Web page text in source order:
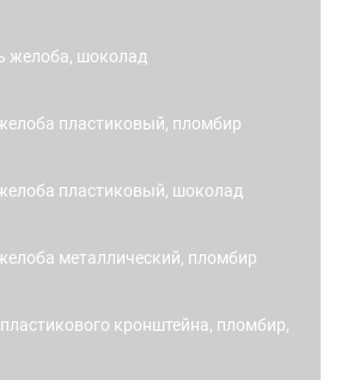
желоба, шоколад
пластиковый, пломбир
пластиковый, шоколад
металлический, пломбир
кронштейна, пломбир,